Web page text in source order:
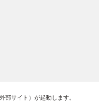
部サイト）が起動します。